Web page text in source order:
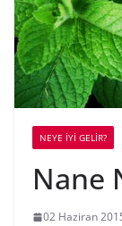
NEYE İYİ GELİR?
Nane
02 Haziran